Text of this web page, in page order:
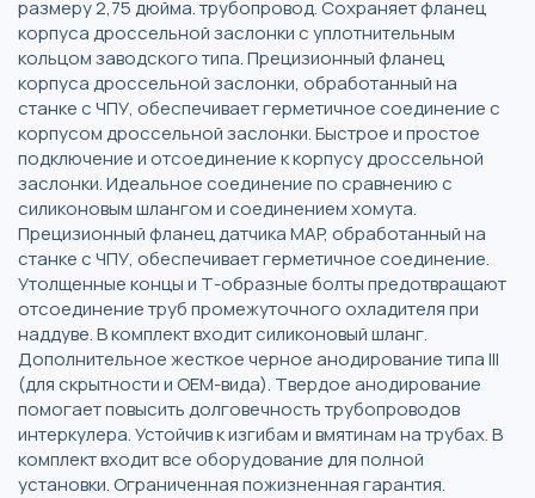
размеру 2,75 дюйма. трубопровод. Сохраняет фланец
корпуса дроссельной заслонки с уплотнительным
кольцом заводского типа. Прецизионный фланец
корпуса дроссельной заслонки, обработанный на
станке с ЧПУ, обеспечивает герметичное соединение с
корпусом дроссельной заслонки. Быстрое и простое
подключение и отсоединение к корпусу дроссельной
заслонки. Идеальное соединение по сравнению с
силиконовым шлангом и соединением хомута.
Прецизионный фланец датчика MAP, обработанный на
станке с ЧПУ, обеспечивает герметичное соединение.
Утолщенные концы и Т-образные болты предотвращают
отсоединение труб промежуточного охладителя при
наддуве. В комплект входит силиконовый шланг.
Дополнительное жесткое черное анодирование типа III
(для скрытности и OEM-вида). Твердое анодирование
помогает повысить долговечность трубопроводов
интеркулера. Устойчив к изгибам и вмятинам на трубах. В
комплект входит все оборудование для полной
установки. Ограниченная пожизненная гарантия.